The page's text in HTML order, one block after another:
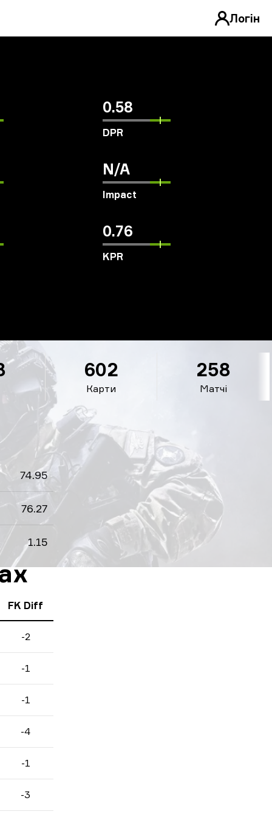
Логін
0.58
DPR
N/A
Impact
0.76
KPR
Карти
602
Матчі
258
74.95
76.27
1.15
FK Diff
-2
-1
-1
-4
-1
-3